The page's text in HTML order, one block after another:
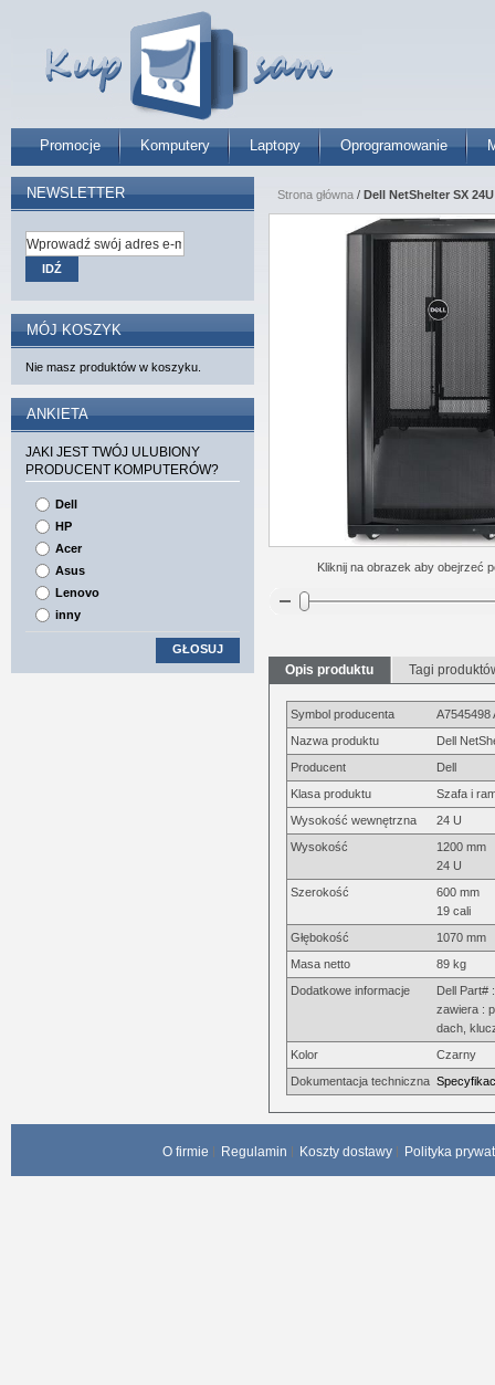
Promocje Komputery Laptopy Oprogramowanie
Strona główna / Dell NetShelter SX
Kliknij na obrazek aby obejrzeć
Opis produktu Tagi
Symbol producenta
A7545498
Nazwa produktu
Dell
Producent
Dell
Klasa produktu
Szafa i
Wysokość wewnętrzna
24 U
Wysokość
1200 mm
24 U
Szerokość
600 mm
19 cali
Głębokość
1070 mm
Masa netto
89 kg
Dodatkowe informacje
Dell Part#
zawiera :
dach,
Kolor
Czarny
Dokumentacja techniczna
NEWSLETTER
IDŹ
MÓJ KOSZYK
Nie masz produktów w koszyku.
ANKIETA
JAKI JEST TWÓJ ULUBIONY
PRODUCENT KOMPUTERÓW?
Dell
HP
Acer
Asus
Lenovo
inny
GŁOSUJ
O firmie Regulamin Koszty dostawy Polityka